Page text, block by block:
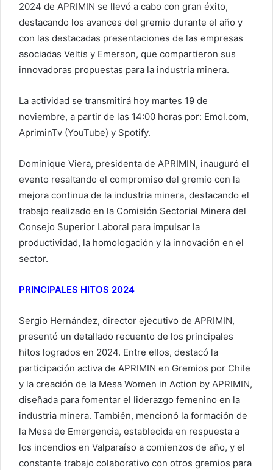
2024 de APRIMIN se llevó a cabo con gran éxito,
destacando los avances del gremio durante el año y
con las destacadas presentaciones de las empresas
asociadas Veltis y Emerson, que compartieron sus
innovadoras propuestas para la industria minera.
La actividad se transmitirá hoy martes 19 de
noviembre, a partir de las 14:00 horas por: Emol.com,
ApriminTv (YouTube) y Spotify.
Dominique Viera, presidenta de APRIMIN, inauguró el
evento resaltando el compromiso del gremio con la
mejora continua de la industria minera, destacando el
trabajo realizado en la Comisión Sectorial Minera del
Consejo Superior Laboral para impulsar la
productividad, la homologación y la innovación en el
sector.
PRINCIPALES HITOS 2024
Sergio Hernández, director ejecutivo de APRIMIN,
presentó un detallado recuento de los principales
hitos logrados en 2024. Entre ellos, destacó la
participación activa de APRIMIN en Gremios por Chile
y la creación de la Mesa Women in Action by APRIMIN,
diseñada para fomentar el liderazgo femenino en la
industria minera. También, mencionó la formación de
la Mesa de Emergencia, establecida en respuesta a
los incendios en Valparaíso a comienzos de año, y el
constante trabajo colaborativo con otros gremios para